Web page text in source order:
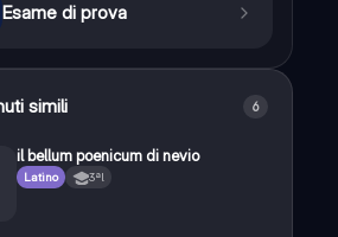
Esame di prova
simili 6
il bellum poenicum di nevio
Latino 3ªl